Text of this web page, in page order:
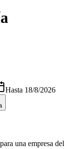
Hasta 18/8/2026
una empresa del